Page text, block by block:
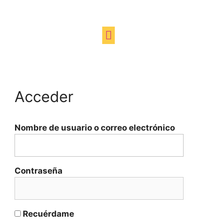
Acceder
Nombre de usuario o correo electrónico
Contraseña
Recuérdame